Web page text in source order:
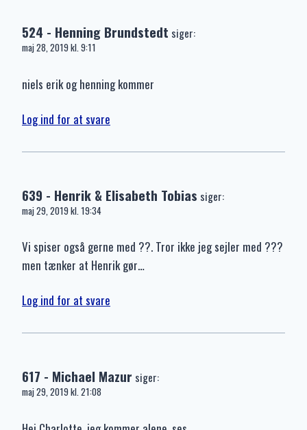
524 - Henning Brundstedt siger:
maj 28, 2019 kl. 9:11
niels erik og henning kommer
Log ind for at svare
639 - Henrik & Elisabeth Tobias siger:
maj 29, 2019 kl. 19:34
Vi spiser også gerne med ??. Tror ikke jeg sejler med ???
men tænker at Henrik gør…
Log ind for at svare
617 - Michael Mazur siger:
maj 29, 2019 kl. 21:08